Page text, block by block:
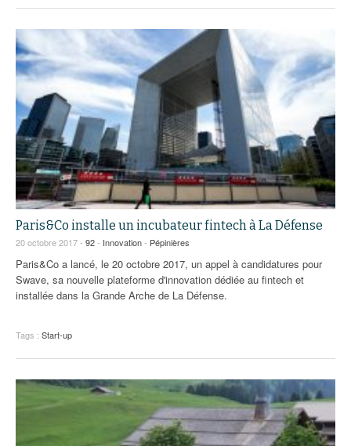
Paris&Co installe un incubateur fintech à La Défense
20 octobre 2017 - 92- Innovation- Pépinières
Paris&Co a lancé, le 20 octobre 2017, un appel à candidatures pour
Swave, sa nouvelle plateforme d'innovation dédiée au fintech et
installée dans la Grande Arche de La Défense.
Tags : Start-up